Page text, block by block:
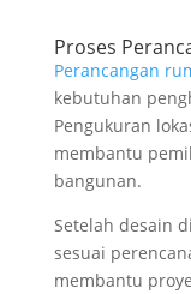
Proses
Perancangan
kebutuhan
Pengukuran
membantu
bangunan.
Setelah desain
sesuai
membantu